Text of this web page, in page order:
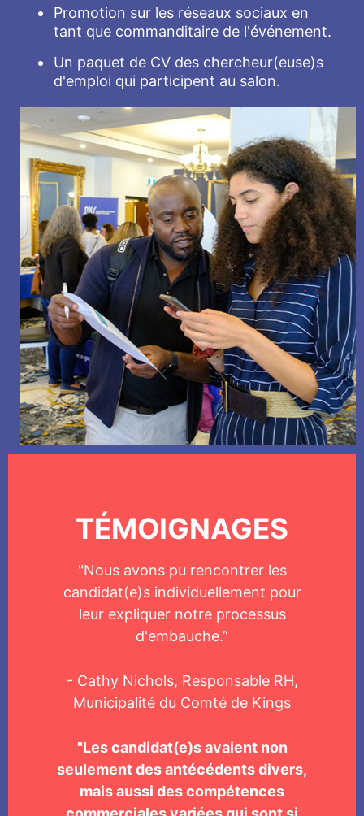
Promotion sur les réseaux sociaux en
tant que commanditaire de l'événement.
Un paquet de CV des chercheur(euse)s
d'emploi qui participent au salon.
TÉMOIGNAGES
"Nous avons pu rencontrer les
candidat(e)s individuellement pour
leur expliquer notre processus
d'embauche.”
- Cathy Nichols, Responsable RH,
Municipalité du Comté de Kings
"Les candidat(e)s avaient non
seulement des antécédents divers,
mais aussi des compétences